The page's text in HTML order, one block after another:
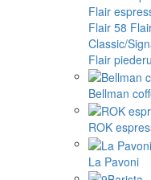
Flair
Flair 58
Classic/
Flair
Bellman
ROK
La Pavoni